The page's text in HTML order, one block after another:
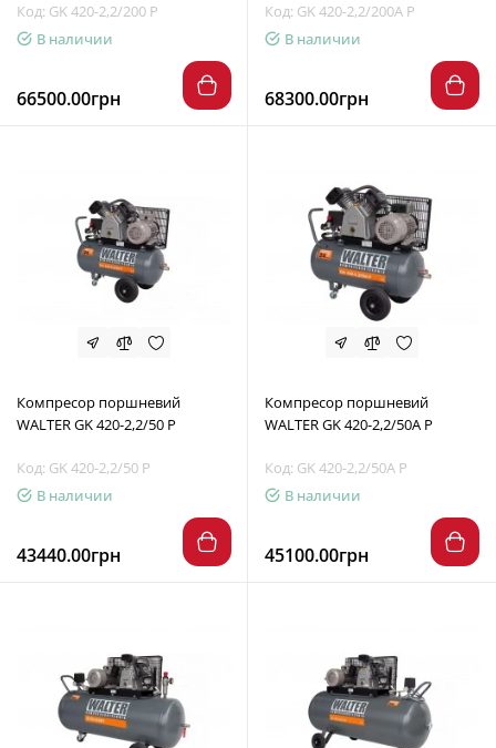
Код: GK 420-2,2/200 P
В наличии
66500.00грн
Код: GK 420-2,2/200A P
В наличии
68300.00грн
Компресор поршневий
WALTER GK 420-2,2/50 P
Код: GK 420-2,2/50 P
В наличии
43440.00грн
Компресор поршневий
WALTER GK 420-2,2/50A P
Код: GK 420-2,2/50A P
В наличии
45100.00грн